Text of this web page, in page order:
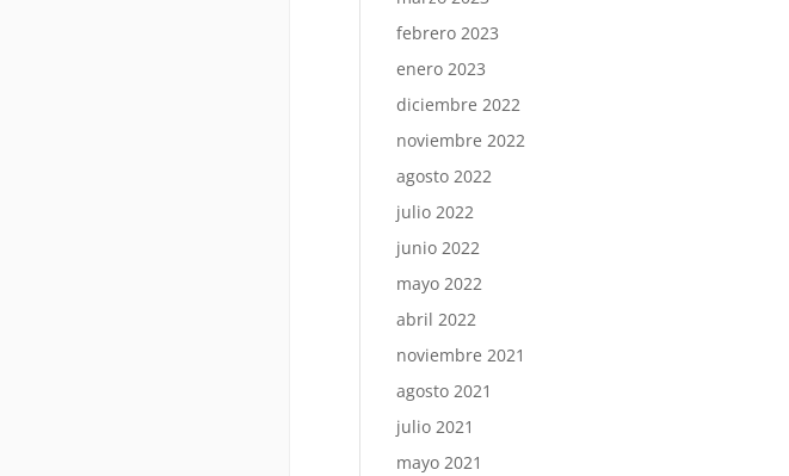
febrero 2023
enero 2023
diciembre 2022
noviembre 2022
agosto 2022
julio 2022
junio 2022
mayo 2022
abril 2022
noviembre 2021
agosto 2021
julio 2021
mayo 2021